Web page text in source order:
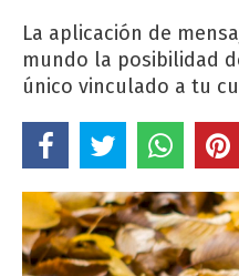
La aplicación de
mundo la posibilidad
único vinculado a tu